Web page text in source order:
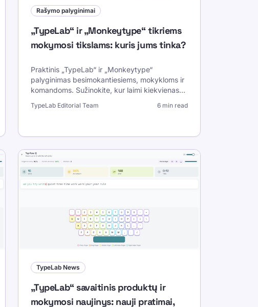
Rašymo palyginimai
„TypeLab“ ir „Monkeytype“ tikriems
mokymosi tikslams: kuris jums tinka?
Praktinis „TypeLab“ ir „Monkeytype“
palyginimas besimokantiesiems, mokykloms ir
komandoms. Sužinokite, kur laimi kiekvienas
tikrą spausdinimo eigą.
TypeLab Editorial Team 6 min read
TypeLab News
„TypeLab“ savaitinis produktų ir
mokymosi naujinys: nauji pratimai,